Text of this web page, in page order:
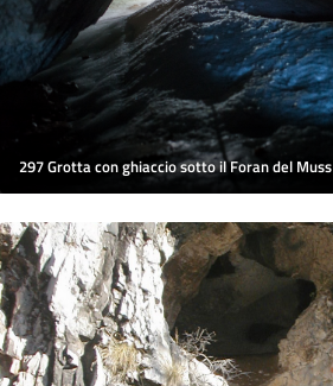
297 Grotta con ghiaccio sotto il Foran del Muss